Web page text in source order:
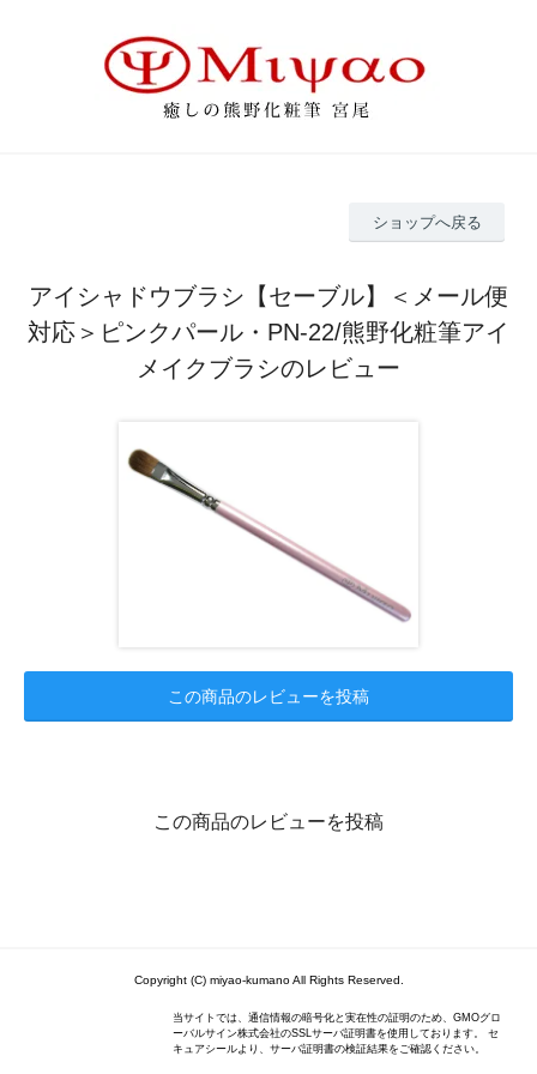
ショップへ戻る
アイシャドウブラシ【セーブル】＜メール便
対応＞ピンクパール・PN-22/熊野化粧筆アイ
メイクブラシのレビュー
この商品のレビューを投稿
この商品のレビューを投稿
Copyright (C) miyao-kumano All Rights Reserved.
当サイトでは、通信情報の暗号化と実在性の証明のため、GMOグロ
ーバルサイン株式会社のSSLサーバ証明書を使用しております。 セ
キュアシールより、サーバ証明書の検証結果をご確認ください。